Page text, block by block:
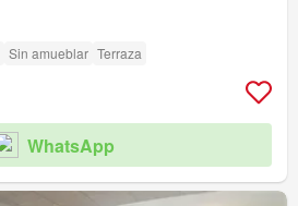
Sin amueblar Terraza
WhatsApp